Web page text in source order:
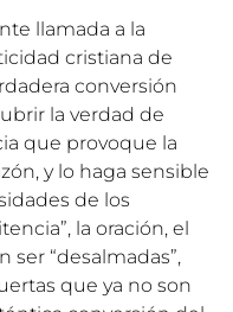
llamada a la
cristiana de
conversión
la verdad de
que provoque la
y lo haga sensible
de los
la oración, el
ser “desalmadas”,
que ya no son